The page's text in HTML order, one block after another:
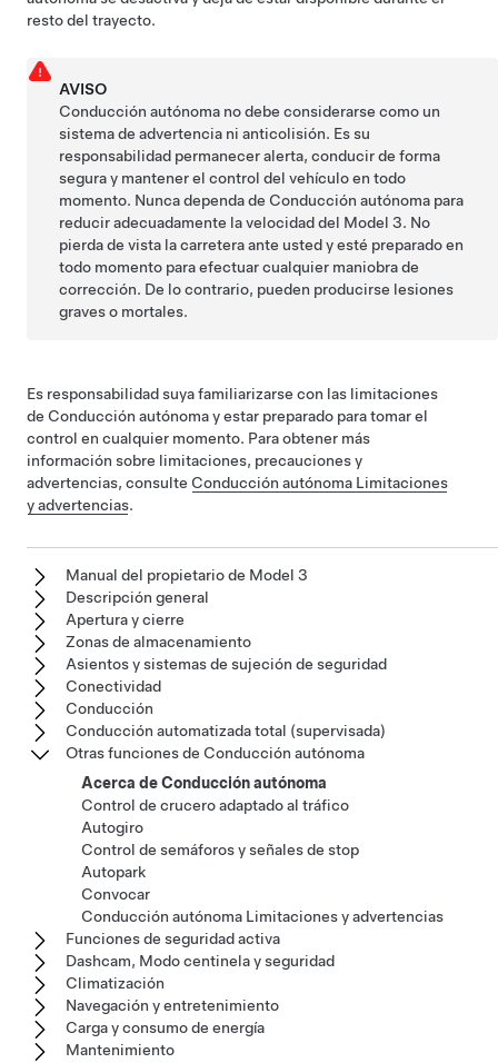
resto del trayecto.
AVISO
Conducción autónoma no debe considerarse como un
sistema de advertencia ni anticolisión. Es su
responsabilidad permanecer alerta, conducir de forma
segura y mantener el control del vehículo en todo
momento. Nunca dependa de Conducción autónoma para
reducir adecuadamente la velocidad del Model 3. No
pierda de vista la carretera ante usted y esté preparado en
todo momento para efectuar cualquier maniobra de
corrección. De lo contrario, pueden producirse lesiones
graves o mortales.
Es responsabilidad suya familiarizarse con las limitaciones
de Conducción autónomay estar preparado para tomar el
control en cualquier momento. Para obtener más
información sobre limitaciones, precauciones y
advertencias, consulte Conducción autónoma Limitaciones
y advertencias.
Manual del propietario de Model 3
Descripción general
Apertura y cierre
Zonas de almacenamiento
Asientos y sistemas de sujeción de seguridad
Conectividad
Conducción
Conducción automatizada total (supervisada)
Otras funciones de Conducción autónoma
Acerca de Conducción autónoma
Control de crucero adaptado al tráfico
Autogiro
Control de semáforos y señales de stop
Autopark
Convocar
Conducción autónoma Limitaciones y advertencias
Funciones de seguridad activa
Dashcam, Modo centinela y seguridad
Climatización
Navegación y entretenimiento
Carga y consumo de energía
Mantenimiento